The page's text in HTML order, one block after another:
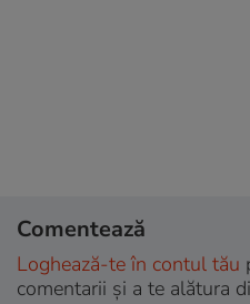
Comentează
Loghează-te în contul tău
comentarii și a te alătura